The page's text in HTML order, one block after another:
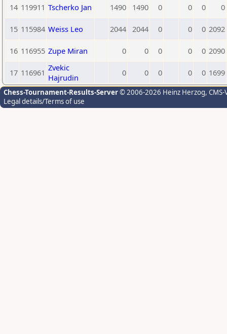
14 119911 Tscherko Jan 1490 1490 0 0 0 0
15 115984 Weiss Leo 2044 2044 0 0 0 2092
16 116955 Zupe Miran 0 0 0 0 0 2090
17 116961 Zvekic
Hajrudin
0 0 0 0 0 1699
Chess-Tournament-Results-Server© 2006-2026 Heinz Herzog,
Legal details/Terms of use